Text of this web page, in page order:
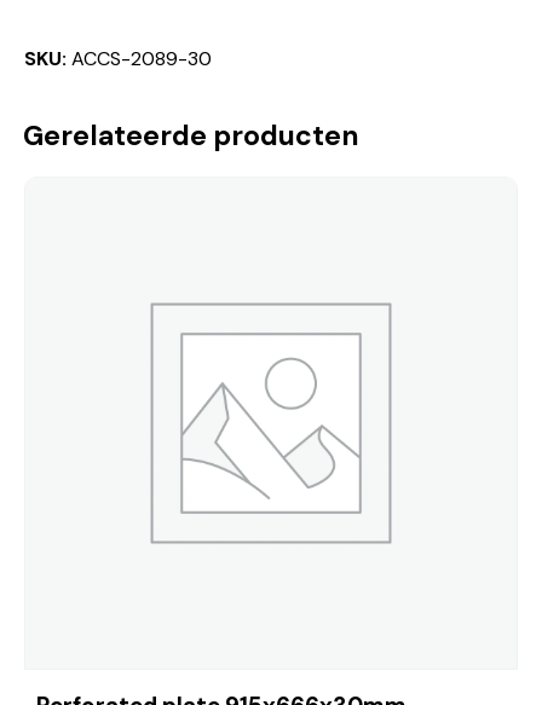
SKU: ACCS-2089-30
Gerelateerde producten